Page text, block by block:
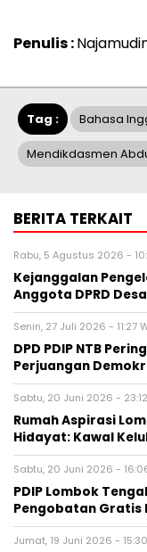
Penulis :
Tag : Bahasa
Mendikdasmen
BERITA TERKAIT
Rabu, 5 Agustus 2026 -
Kejanggalan
Anggota DPRD
Senin, 27 Juli 2026 - 11:27
DPD PDIP NTB
Perjuangan
Sabtu, 20 Juni 2026 -
Rumah Aspirasi
Hidayat: Kawal
Sabtu, 20 Juni 2026 -
PDIP Lombok
Pengobatan Gratis
Jumat, 19 Juni 2026 -